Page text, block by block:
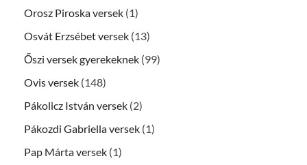
Orosz Piroska versek (1)
Osvát Erzsébet versek (13)
Őszi versek gyerekeknek (99)
Ovis versek (148)
Pákolicz István versek (2)
Pákozdi Gabriella versek (1)
Pap Márta versek (1)